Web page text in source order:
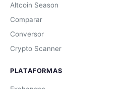
Altcoin Season
Comparar
Conversor
Crypto Scanner
PLATAFORMAS